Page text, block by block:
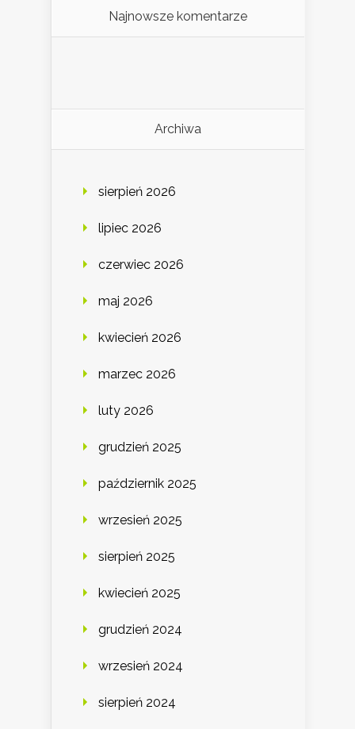
Najnowsze komentarze
Archiwa
sierpień 2026
lipiec 2026
czerwiec 2026
maj 2026
kwiecień 2026
marzec 2026
luty 2026
grudzień 2025
październik 2025
wrzesień 2025
sierpień 2025
kwiecień 2025
grudzień 2024
wrzesień 2024
sierpień 2024